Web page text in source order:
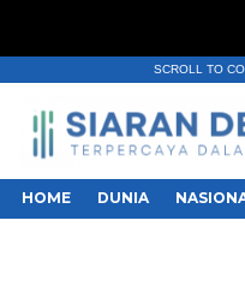
SCROLL TO
HOME DUNIA